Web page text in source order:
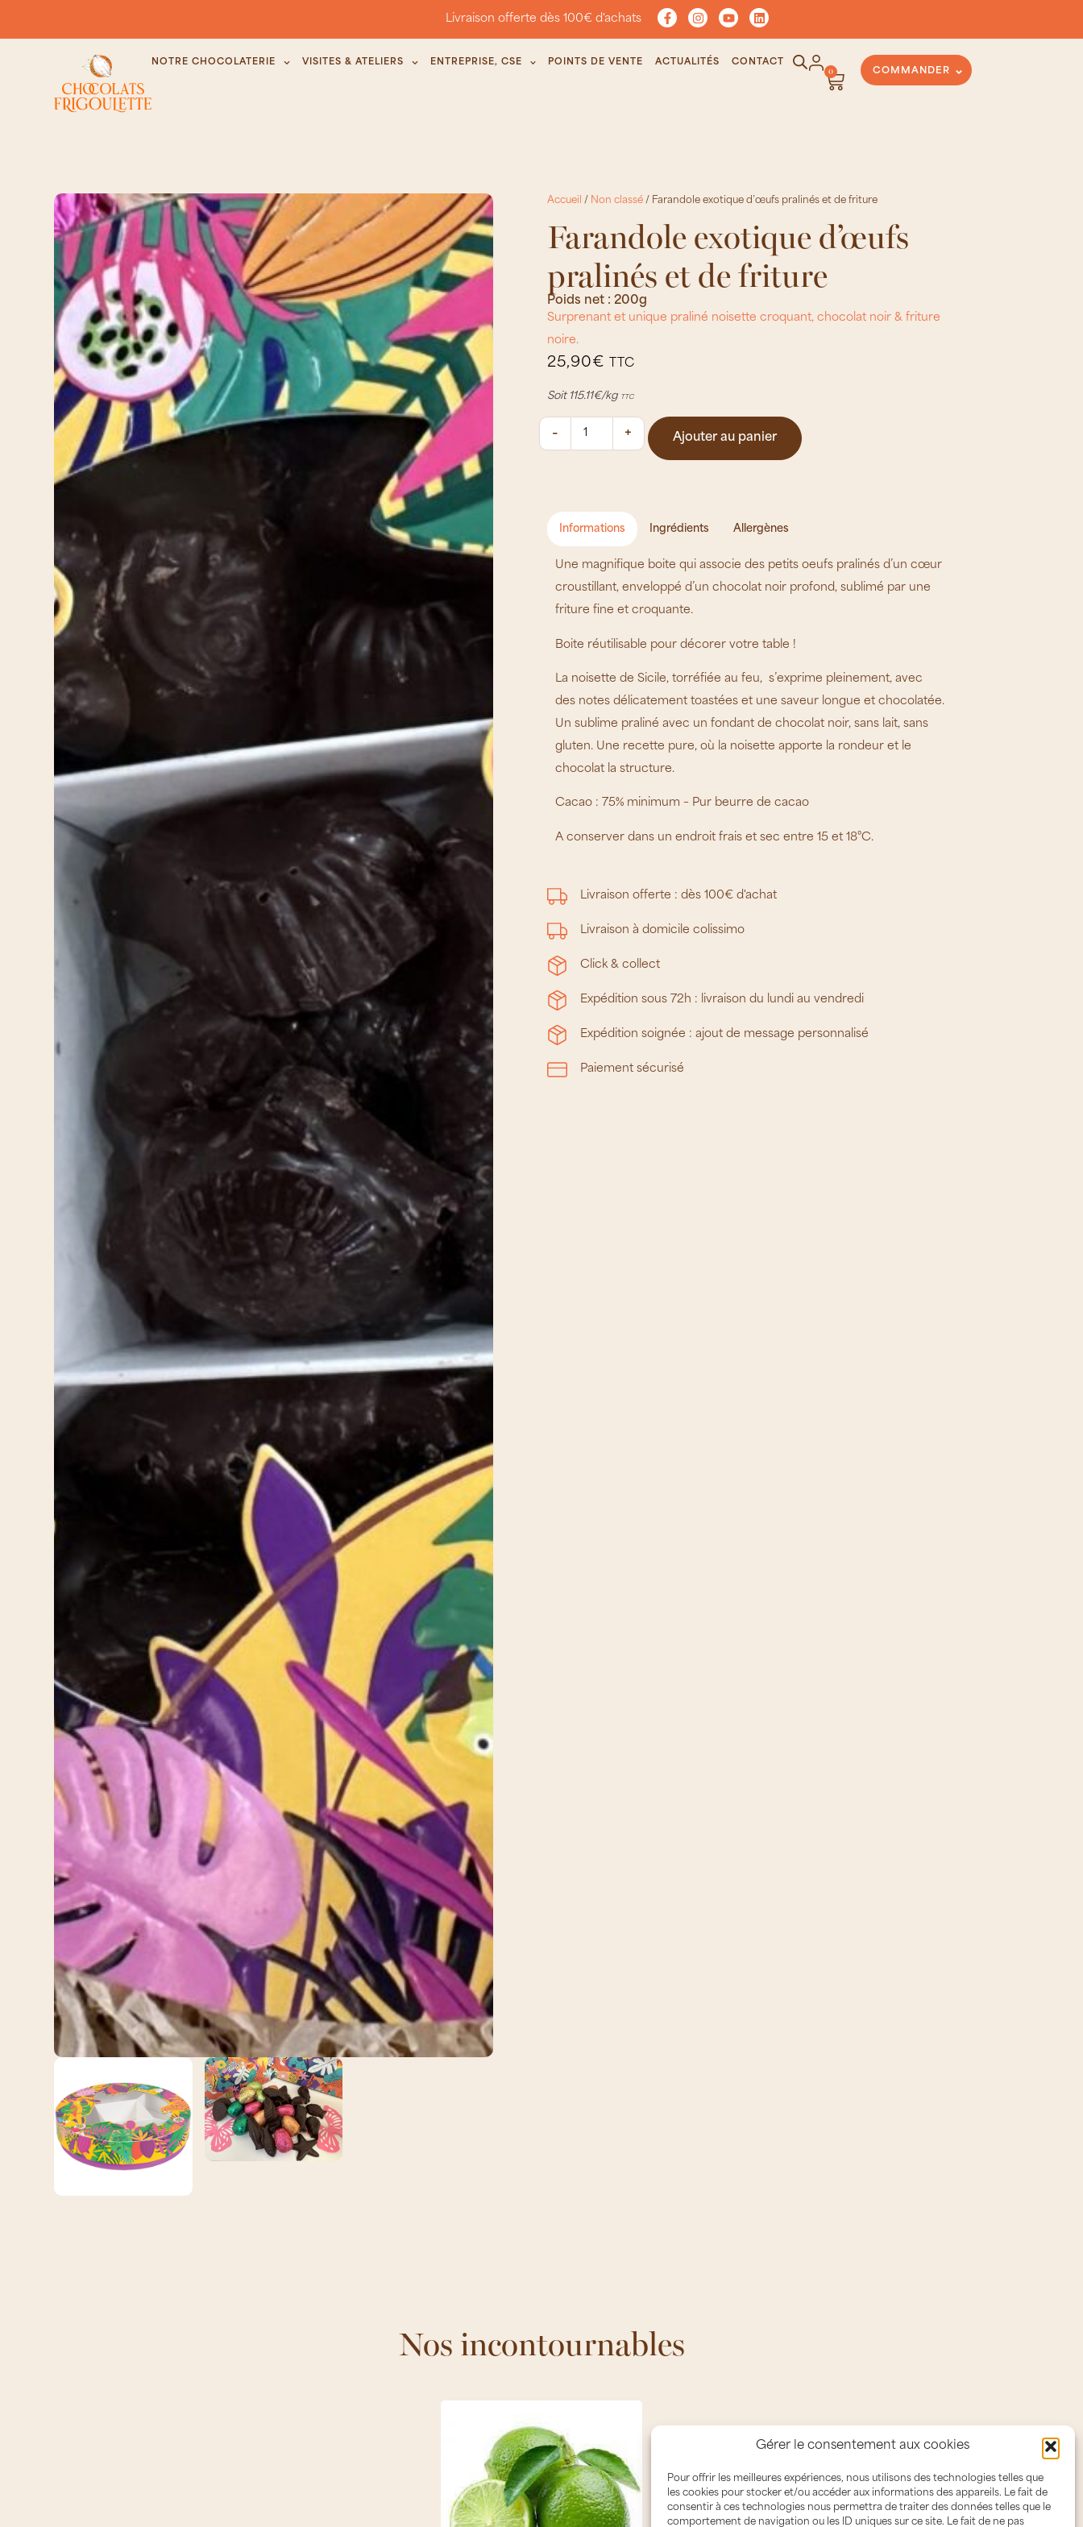
Gérer le consentement aux cookies
Pour offrir les meilleures expériences, nous utilisons des technologies telles que
les cookies pour stocker et/ou accéder aux informations des appareils. Le fait de
consentir à ces technologies nous permettra de traiter des données telles que le
comportement de navigation ou les ID uniques sur ce site. Le fait de ne pas
Livraison offerte dès 100€ d'achats
NOTRE CHOCOLATERIE VISITES & ATELIERS ENTREPRISE, CSE POINTS DE VENTE ACTUALITÉS CONTACT
0 COMMANDER
Accueil / Non classé/ Farandole exotique d’œufs pralinés et de friture
Farandole exotique d’œufs
pralinés et de friture
Poids net : 200g
Surprenant et unique praliné noisette croquant, chocolat noir & friture
noire.
25,90€ TTC
Soit 115.11€/kg TTC
Ajouter au panier
Informations Ingrédients Allergènes
Une magnifique boite qui associe des petits oeufs pralinés d’un cœur
croustillant, enveloppé d’un chocolat noir profond, sublimé par une
friture fine et croquante.
Boite réutilisable pour décorer votre table !
La noisette de Sicile, torréfiée au feu, s’exprime pleinement, avec
des notes délicatement toastées et une saveur longue et chocolatée.
Un sublime praliné avec un fondant de chocolat noir, sans lait, sans
gluten. Une recette pure, où la noisette apporte la rondeur et le
chocolat la structure.
Cacao : 75% minimum – Pur beurre de cacao
A conserver dans un endroit frais et sec entre 15 et 18°C.
Livraison offerte : dès 100€ d'achat
Livraison à domicile colissimo
Click & collect
Expédition sous 72h : livraison du lundi au vendredi
Expédition soignée : ajout de message personnalisé
Paiement sécurisé
Nos incontournables